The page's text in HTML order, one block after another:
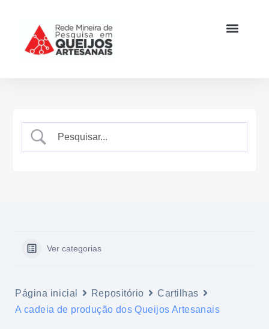
Ver categorias
Página inicial Repositório
Cartilhas
A cadeia de produção dos Queijos Artesanais